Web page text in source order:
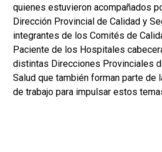
quienes estuvieron acompañados
Dirección Provincial de Calidad y
integrantes de los Comités de
Paciente de los Hospitales
distintas Direcciones Provinciales
Salud que también forman parte de
de trabajo para impulsar estos